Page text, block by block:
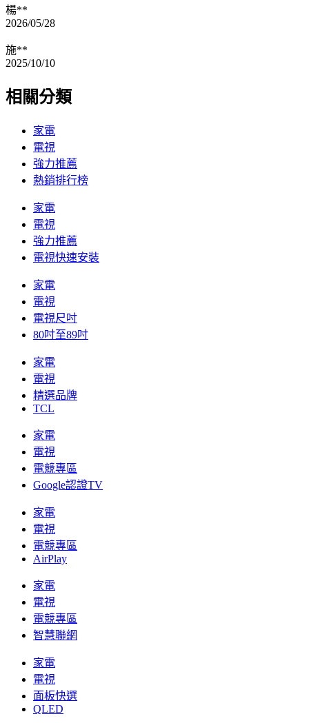
楊**
2026/05/28
施**
2025/10/10
相關分類
家電
電視
強力推薦
熱銷排行榜
家電
電視
強力推薦
電視快速安裝
家電
電視
電視尺吋
80吋至89吋
家電
電視
精選品牌
TCL
家電
電視
電競專區
Google認證TV
家電
電視
電競專區
AirPlay
家電
電視
電競專區
智慧聯網
家電
電視
面板快選
QLED